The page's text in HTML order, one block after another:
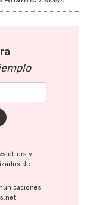
y
de